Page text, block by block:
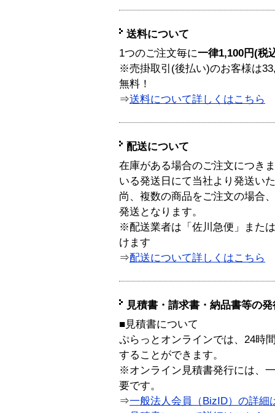
送料について
1つのご注文毎に一律1,100円(税
※売掛取引(後払い)のお客様は
無料！
⇒送料について詳しくはこちら
配送について
在庫がある場合のご注文につき
いる発送日にて当社より発送い
尚、複数の商品をご注文の場合
発送となります。
※配送業者は「佐川急便」また
けます
⇒配送について詳しくはこちら
見積書・請求書・納品書等の
■見積書について
ぷらっとオンラインでは、24時
することができます。
※オンライン見積書発行には、
要です。
⇒一般法人会員（BizID）の詳細